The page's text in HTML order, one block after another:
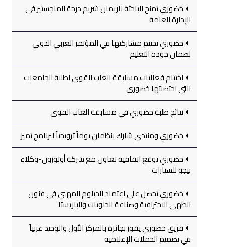
خضوري تمنح الباحثة ناريمان شريم درجة الماجستير في
الإدارة العامة
خضوري تختتم مشاركتها في المؤتمر العربي الدولي
لضمان جودة التعليم
اختتام فعاليات مسابقة العاب القوى لطلبة الجامعات
التي احتضنتها خضوري
نتائج طلبة خضوري في مسابقة العاب القوى
خضوري ومنتدى شارك ينظمان يوماً ترويجياً لبرنامج تميز
خضوري توقع اتفاقية تعاون مع شركة أوتوزون-وكلاء
بيجو للسيارات
خضوري تحصل على اعتماد الدبلوم المهني في فنون
الطهي الاحترافية وصناعة الحلويات والباريستا
فريق خضوري يفوز بجائزة بالمركز الأول والوحيد عربياً
في تصميم الحملات الإعلامية